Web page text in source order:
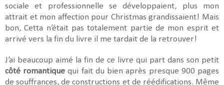
sociale et professionnelle se développaient, plus mon
attrait et mon affection pour Christmas grandissaient! Mais
bon, Cetta n’était pas totalement partie de mon esprit et
arrivé vers la fin du livre il me tardait de la retrouver!
J’ai beaucoup aimé la fin de ce livre qui part dans son petit
côté romantique qui fait du bien après presque 900 pages
de souffrances, de constructions et de réédifications. Même